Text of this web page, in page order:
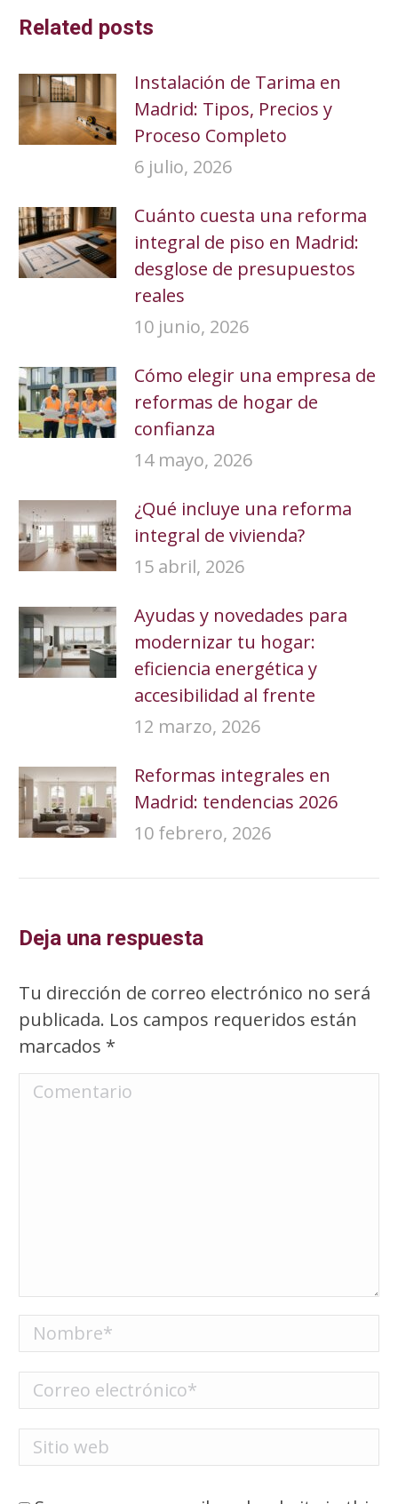
Related posts
Instalación de Tarima en
Madrid: Tipos, Precios y
Proceso Completo
6 julio, 2026
Cuánto cuesta una reforma
integral de piso en Madrid:
desglose de presupuestos
reales
10 junio, 2026
Cómo elegir una empresa de
reformas de hogar de
confianza
14 mayo, 2026
¿Qué incluye una reforma
integral de vivienda?
15 abril, 2026
Ayudas y novedades para
modernizar tu hogar:
eficiencia energética y
accesibilidad al frente
12 marzo, 2026
Reformas integrales en
Madrid: tendencias 2026
10 febrero, 2026
Deja una respuesta
Tu dirección de correo electrónico no será
publicada. Los campos requeridos están
marcados *
Comentario
Nombre *
Correo electrónico *
Sitio web